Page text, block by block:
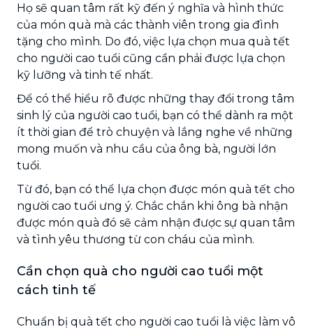
Họ sẽ quan tâm rất kỹ đến ý nghĩa và hình thức
của món quà mà các thành viên trong gia đình
tặng cho mình. Do đó, việc lựa chọn mua quà tết
cho người cao tuổi cũng cần phải được lựa chọn
kỹ lưỡng và tinh tế nhất.
Để có thể hiểu rõ được những thay đổi trong tâm
sinh lý của người cao tuổi, bạn có thể dành ra một
ít thời gian để trò chuyện và lắng nghe về những
mong muốn và nhu cầu của ông bà, người lớn
tuổi.
Từ đó, bạn có thể lựa chọn được món quà tết cho
người cao tuổi ưng ý. Chắc chắn khi ông bà nhận
được món quà đó sẽ cảm nhận được sự quan tâm
và tình yêu thương từ con cháu của mình.
Cần chọn quà cho người cao tuổi một
cách tinh tế
Chuẩn bị quà tết cho người cao tuổi là việc làm vô